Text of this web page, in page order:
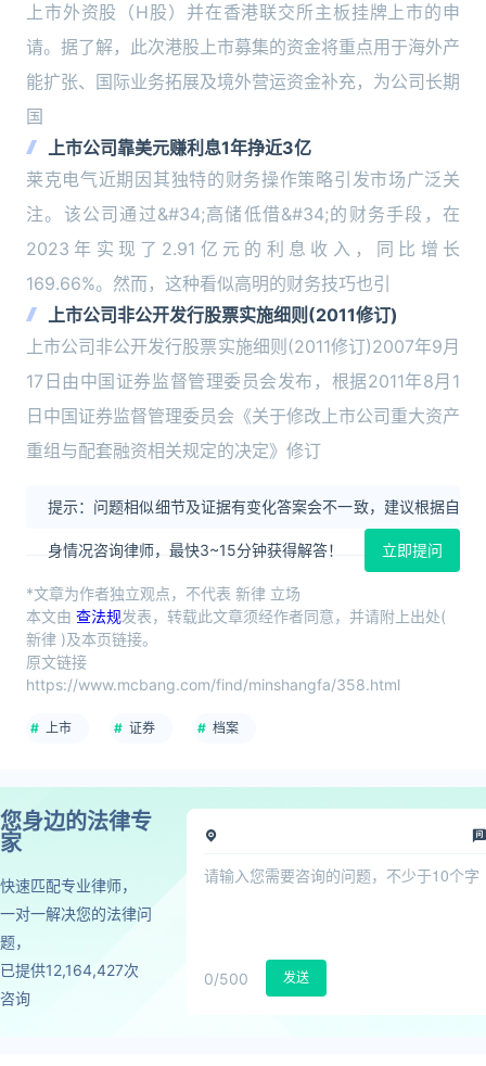
上市外资股（H股）并在香港联交所主板挂牌上市的申
请。据了解，此次港股上市募集的资金将重点用于海外产
能扩张、国际业务拓展及境外营运资金补充，为公司长期
国
上市公司靠美元赚利息1年挣近3亿
莱克电气近期因其独特的财务操作策略引发市场广泛关
注。该公司通过&#34;高储低借&#34;的财务手段，在
2023年实现了2.91亿元的利息收入，同比增长
169.66%。然而，这种看似高明的财务技巧也引
上市公司非公开发行股票实施细则(2011修订)
上市公司非公开发行股票实施细则(2011修订)2007年9月
17日由中国证券监督管理委员会发布，根据2011年8月1
日中国证券监督管理委员会《关于修改上市公司重大资产
重组与配套融资相关规定的决定》修订
提示：问题相似细节及证据有变化答案会不一致，建议根据自
身情况咨询律师，最快3~15分钟获得解答！ 立即提问
*文章为作者独立观点，不代表 新律 立场
本文由 查法规发表，转载此文章须经作者同意，并请附上出处(
新律 )及本页链接。
原文链接
https://www.mcbang.com/find/minshangfa/358.html
上市 证券 档案
您身边的法律专
家
快速匹配专业律师，
一对一解决您的法律问
题，
已提供12,164,427次
咨询
0/500 发送